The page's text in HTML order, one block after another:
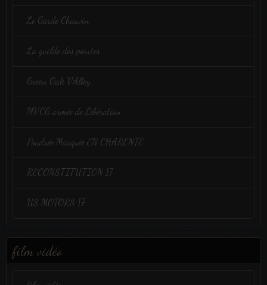
Le Garde Chauvin
La guilde des pointes
Green Oak VAlley
MVCG armée de Libération
Poudrée Masquée EN CHARENTE
RECONSTITUTION 17
US MOTORS 17
film vidéo